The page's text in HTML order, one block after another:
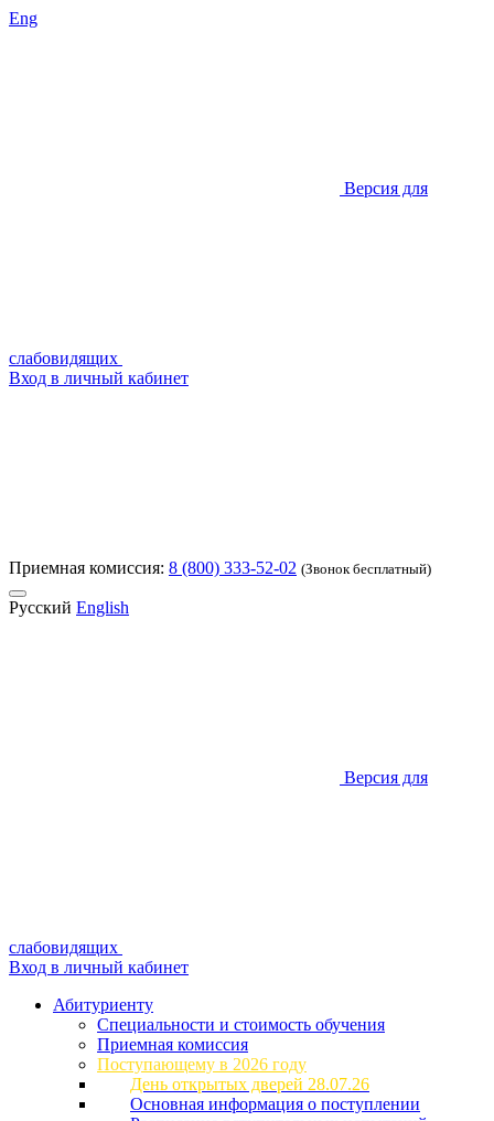
Eng
Версия для
слабовидящих
Вход в личный кабинет
Приемная комиссия: 8 (800) 333-52-02 (Звонок бесплатный)
Русский English
Версия для
слабовидящих
Вход в личный кабинет
Абитуриенту
Специальности и стоимость обучения
Приемная комиссия
Поступающему в 2026 году
День открытых дверей 28.07.26
Основная информация о поступлении